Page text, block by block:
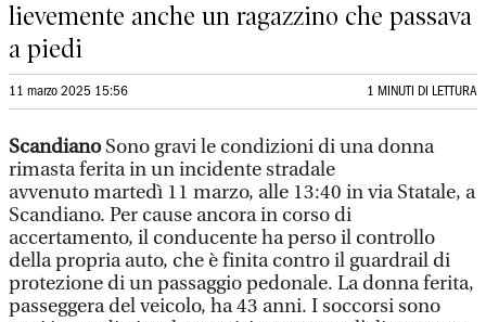
lievemente anche un ragazzino che passava
a piedi
11 marzo 2025 15:56 1 MINUTI DI LETTURA
ScandianoSono gravi le condizioni di una donna
rimasta ferita in un incidente stradale
avvenuto martedì 11 marzo, alle 13:40 in via Statale, a
Scandiano. Per cause ancora in corso di
accertamento, il conducente ha perso il controllo
della propria auto, che è finita contro il guardrail di
protezione di un passaggio pedonale. La donna ferita,
passeggera del veicolo, ha 43 anni. I soccorsi sono